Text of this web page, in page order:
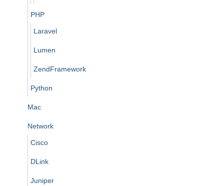
PHP
Laravel
Lumen
ZendFramework
Python
Mac
Network
Cisco
DLink
Juniper